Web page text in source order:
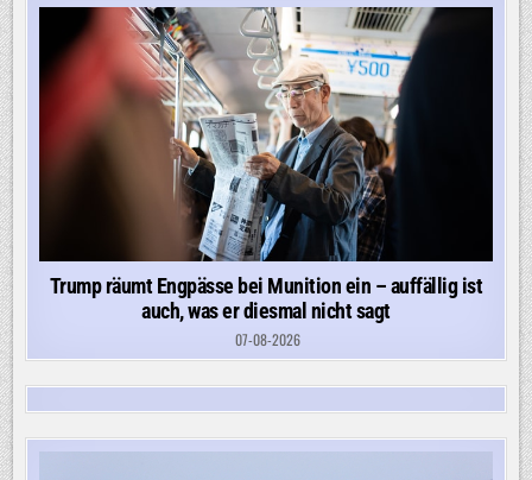
Trump räumt Engpässe bei Munition ein – auffällig ist
auch, was er diesmal nicht sagt
07-08-2026